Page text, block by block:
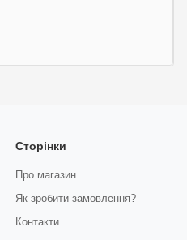
Сторінки
Про магазин
Як зробити замовлення?
Контакти